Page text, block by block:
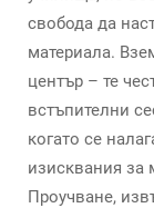
свобода да
материала.
център – те
встъпителни
когато се
изисквания за
Проучване,